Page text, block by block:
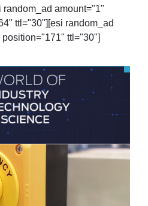
amount="1"
ttl="30"][esi random_ad
ttl="30"]